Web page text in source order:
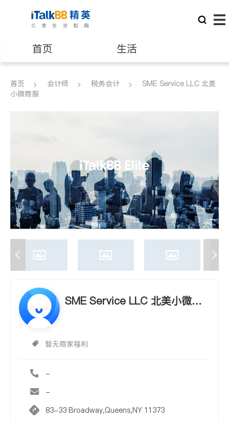
首页 生活
医生 律师
养老 非盈利组织
首页 会计师 税务会计
SME Service LLC 北美
小微商服
SME Service LLC 北美小微商
暂无商家福利
-
-
83-33 Broadway,Queens,NY 11373